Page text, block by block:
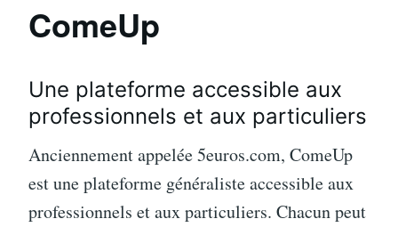
ComeUp
Une plateforme accessible aux
professionnels et aux particuliers
Anciennement appelée 5euros.com, ComeUp
est une plateforme généraliste accessible aux
professionnels et aux particuliers. Chacun peut